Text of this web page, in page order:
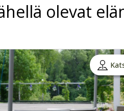
olevat